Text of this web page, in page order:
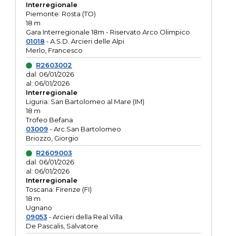
Interregionale
Piemonte: Rosta (TO)
18 m
Gara Interregionale 18m - Riservato Arco Olimpico
01018- A.S.D. Arcieri delle Alpi
Merlo, Francesco
R2603002
dal: 06/01/2026
al: 06/01/2026
Interregionale
Liguria: San Bartolomeo al Mare (IM)
18 m
Trofeo Befana
03009 - Arc.San Bartolomeo
Briozzo, Giorgio
R2609003
dal: 06/01/2026
al: 06/01/2026
Interregionale
Toscana: Firenze (FI)
18 m
Ugnano
09053- Arcieri della Real Villa
De Pascalis, Salvatore